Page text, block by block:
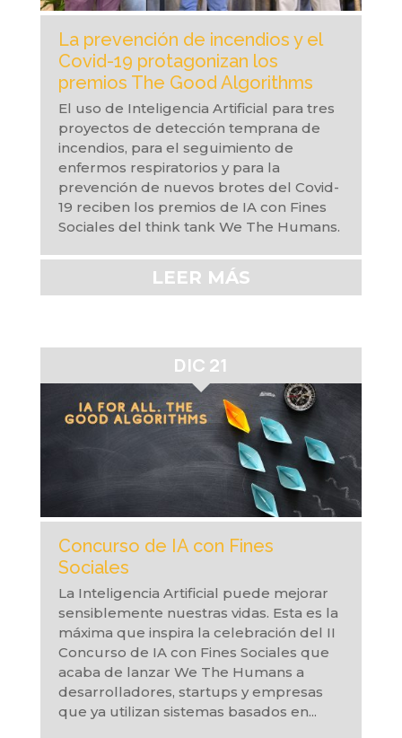
La prevención de incendios y el
Covid-19 protagonizan los
premios The Good Algorithms
El uso de Inteligencia Artificial para tres
proyectos de detección temprana de
incendios, para el seguimiento de
enfermos respiratorios y para la
prevención de nuevos brotes del Covid-
19 reciben los premios de IA con Fines
Sociales del think tank We The Humans.
LEER MÁS
Concurso de IA con Fines
Sociales
DIC 21
La Inteligencia Artificial puede mejorar
sensiblemente nuestras vidas. Esta es la
máxima que inspira la celebración del II
Concurso de IA con Fines Sociales que
acaba de lanzar We The Humans a
desarrolladores, startups y empresas
que ya utilizan sistemas basados en...